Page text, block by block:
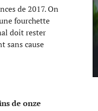
de 2017. On
fourchette
doit rester
sans cause
de onze